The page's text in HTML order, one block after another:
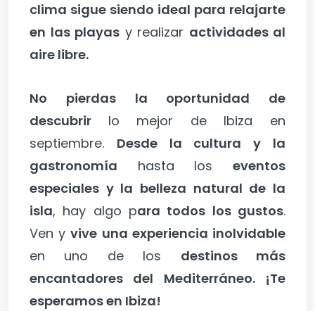
clima sigue siendo ideal para relajarte
en las playas y realizar actividades al
aire libre.
No pierdas la oportunidad de
descubrir lo mejor de Ibiza en
septiembre. Desde la cultura y la
gastronomía hasta los eventos
especiales y la belleza natural de la
isla, hay algo para todos los gustos.
Ven yvive una experiencia inolvidable
en uno de los destinos más
encantadores del Mediterráneo. ¡Te
esperamos en Ibiza!